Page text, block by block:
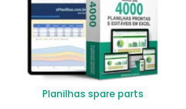
Planilhas spare parts